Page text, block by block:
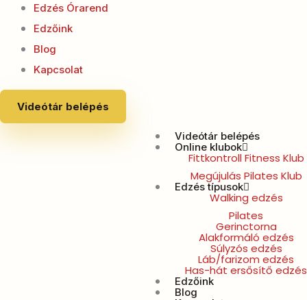
Edzés Órarend
Edzőink
Blog
Kapcsolat
Videótár belépés
Videótár belépés
Online klubok
Fittkontroll Fitness Klub
Megújulás Pilates Klub
Edzés típusok
Walking edzés
Pilates
Gerinctorna
Alakformáló edzés
Súlyzós edzés
Láb/farizom edzés
Has-hát ersősítő edzés
Edzőink
Blog